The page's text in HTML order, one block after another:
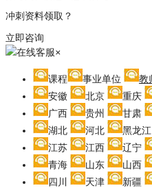
冲刺资料领取？
立即咨询
在线客服×
课程 事业单位 教
安徽
北京 重庆
广西
贵州 甘肃
湖北
河北 黑龙江
江苏
江西 辽宁
青海
山东 山西
四川
天津 新疆